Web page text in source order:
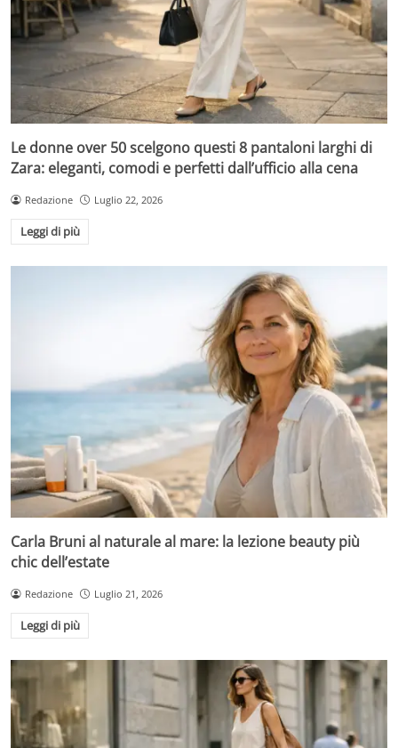
Le donne over 50 scelgono questi 8 pantaloni larghi di
Zara: eleganti, comodi e perfetti dall’ufficio alla cena
Redazione Luglio 22, 2026
Leggi di più
Carla Bruni al naturale al mare: la lezione beauty più
chic dell’estate
Redazione Luglio 21, 2026
Leggi di più